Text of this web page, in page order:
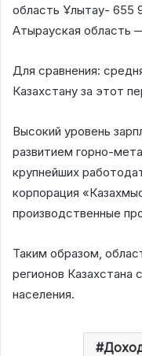
область Ұлытау- 655
Атырауская область
Для сравнения:
Казахстану за этот
Высокий уровень
развитием горно-
крупнейших
корпорация
производственные
Таким образом,
регионов Казахстана
населения.